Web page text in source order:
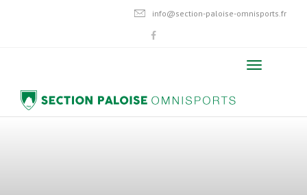
info@section-paloise-omnisports.fr